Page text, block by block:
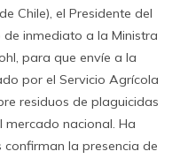
Chile), el Presidente del
inmediato a la Ministra
para que envíe a la
por el Servicio Agrícola
residuos de plaguicidas
nacional. Ha
la presencia de